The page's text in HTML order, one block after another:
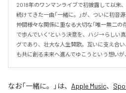
2018年のワンマンライブで初披露して以来
続けてきた一曲「一緒に。」が、ついに初音
仲間――様々な関係に重なる大切な「唯一無二の
で歩んでいく”という決意を、ハジ→らしい
グであり、壮大な人生賛歌。互いに支え合
も共に創る未来へ進んでゆこうという想いが
なお「一緒に。 」は、 Apple Music、